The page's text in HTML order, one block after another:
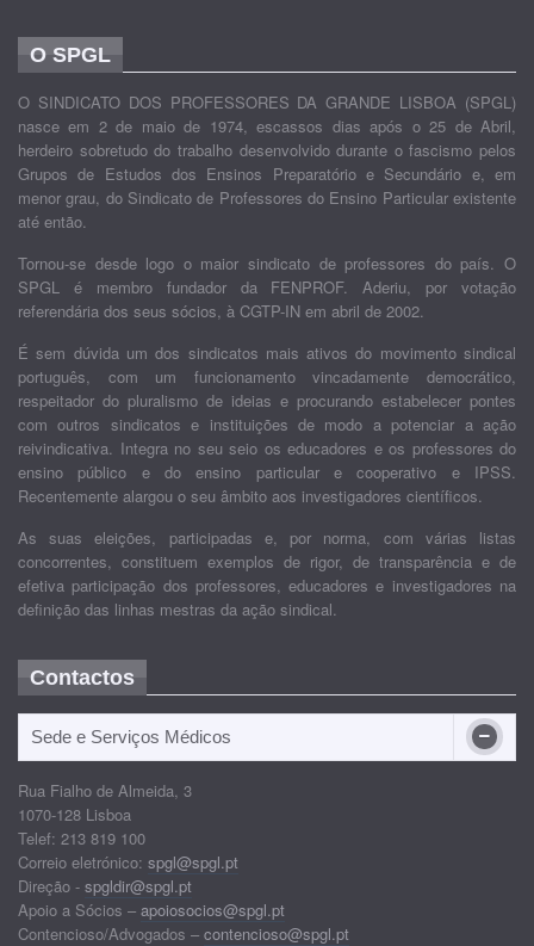
O SPGL
O SINDICATO DOS PROFESSORES DA GRANDE LISBOA (SPGL)
nasce em 2 de maio de 1974, escassos dias após o 25 de Abril,
herdeiro sobretudo do trabalho desenvolvido durante o fascismo pelos
Grupos de Estudos dos Ensinos Preparatório e Secundário e, em
menor grau, do Sindicato de Professores do Ensino Particular existente
até então.
Tornou-se desde logo o maior sindicato de professores do país. O
SPGL é membro fundador da FENPROF. Aderiu, por votação
referendária dos seus sócios, à CGTP-IN em abril de 2002.
É sem dúvida um dos sindicatos mais ativos do movimento sindical
português, com um funcionamento vincadamente democrático,
respeitador do pluralismo de ideias e procurando estabelecer pontes
com outros sindicatos e instituições de modo a potenciar a ação
reivindicativa. Integra no seu seio os educadores e os professores do
ensino público e do ensino particular e cooperativo e IPSS.
Recentemente alargou o seu âmbito aos investigadores científicos.
As suas eleições, participadas e, por norma, com várias listas
concorrentes, constituem exemplos de rigor, de transparência e de
efetiva participação dos professores, educadores e investigadores na
definição das linhas mestras da ação sindical.
Contactos
Sede e Serviços Médicos
Rua Fialho de Almeida, 3
1070-128 Lisboa
Telef: 213 819 100
Correio eletrónico: spgl@spgl.pt
Direção - spgldir@spgl.pt
Apoio a Sócios – apoiosocios@spgl.pt
Contencioso/Advogados – contencioso@spgl.pt